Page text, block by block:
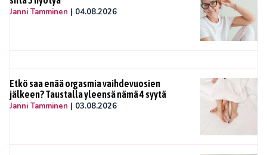
Janni Tamminen | 04.08.2026
Etkö saa enää orgasmia vaihdevuosien
jälkeen? Taustalla yleensä nämä 4 syytä
Janni Tamminen | 03.08.2026